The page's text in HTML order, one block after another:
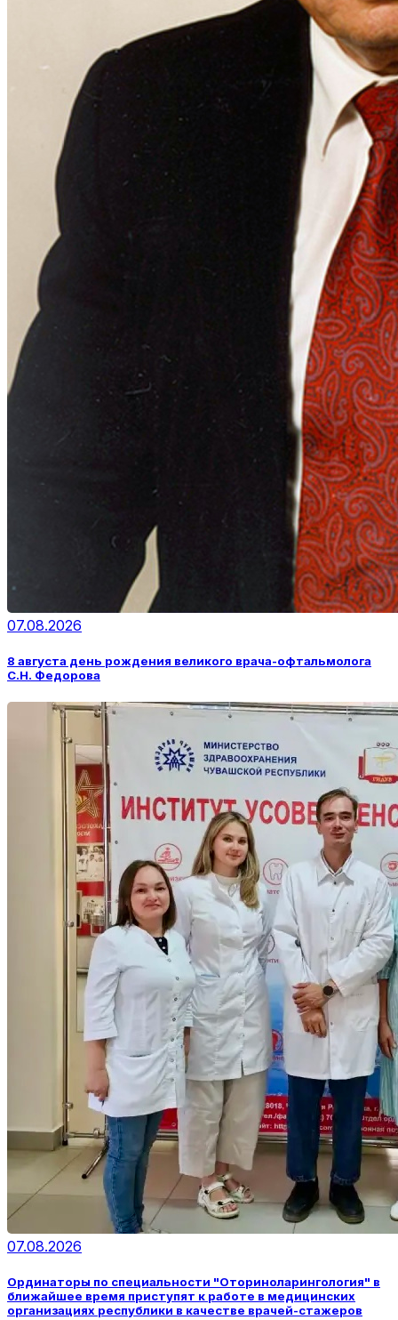
07.08.2026
8 августа день рождения великого врача-офтальмолога
С.Н. Федорова
07.08.2026
Ординаторы по специальности "Оториноларингология" в
ближайшее время приступят к работе в медицинских
организациях республики в качестве врачей-стажеров